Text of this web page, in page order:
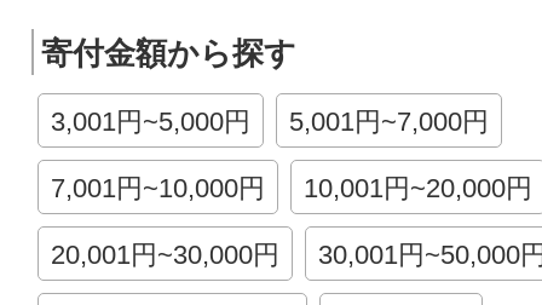
寄付金額から探す
3,001円~5,000円 5,001円~7,000円
7,001円~10,000円 10,001円~20,000円
20,001円~30,000円 30,001円~50,000